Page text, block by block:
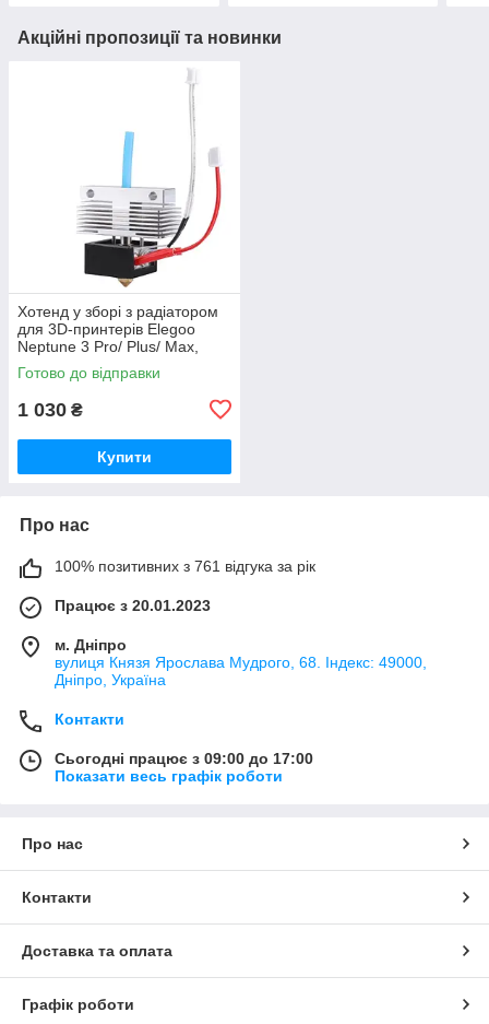
Акційні пропозиції та новинки
Хотенд у зборі з радіатором
для 3D-принтерів Elegoo
Neptune 3 Pro/ Plus/ Max,
сопло 0.4мм, латунь,
(50.204.0001/ 20.205.0035)
Готово до відправки
1 030 ₴
Купити
Про нас
100% позитивних з 761 відгука за рік
Працює з 20.01.2023
м. Дніпро
вулиця Князя Ярослава Мудрого, 68. Індекс: 49000,
Дніпро, Україна
Контакти
Сьогодні працює з 09:00 до 17:00
Показати весь графік роботи
Про нас
Контакти
Доставка та оплата
Графік роботи